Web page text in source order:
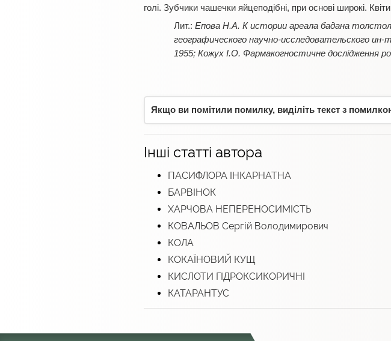
голі. Зубчики чашечки яйцеподібні, при основі широкі.
Епова Н.А. К истории ареала бадана
географического научно-исследовательского
1955; Кожух І.О. Фармакогностичне дослідження
Якщо ви помітили помилку, виділіть текст з
Інші статті автора
ПАСИФЛОРА ІНКАРНАТНА
БАРВІНОК
ХАРЧОВА НЕПЕРЕНОСИМІСТЬ
КОВАЛЬОВ Сергій Володимирович
КОЛА
КОКАЇНОВИЙ КУЩ
КИСЛОТИ ГІДРОКСИКОРИЧНІ
КАТАРАНТУС